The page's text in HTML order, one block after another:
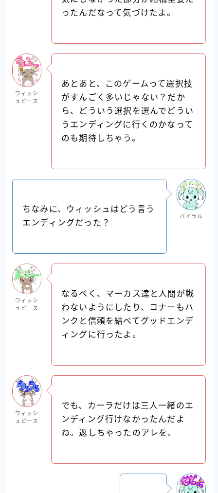
ったんだなって気づけたよ。
ウィッシ
ュピース
あとあと、このゲームって選択技
がすんごく多いじゃない？だか
ら、どういう選択を選んでどうい
うエンディングに行くのかなって
のも期待しちゃう。
ちなみに、ウィッシュはどう言う
エンディングだった？
バイラル
ウィッシ
ュピース
なるべく、マーカス達と人間が戦
わないようにしたり、コナーもハ
ンクと信頼を結べてグッドエンデ
ィングに行ったよ。
ウィッシ
ュピース
でも、カーラだけは三人一緒のエ
ンディング行けなかったんだよ
ね。返しちゃったのアレを。